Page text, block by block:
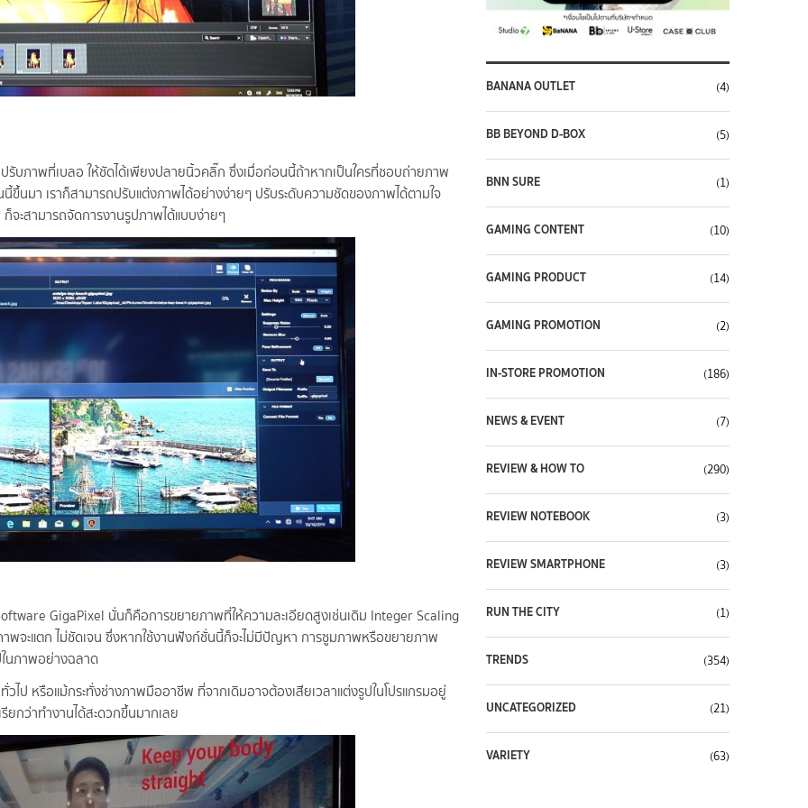
รับภาพที่เบลอ ให้ชัดได้เพียงปลายนิ้วคลิ๊ก ซึ่งเมื่อก่อนนี้ถ้าหากเป็นใครที่ชอบถ่ายภาพ
นมา เราก็สามารถปรับแต่งภาพได้อย่างง่ายๆ ปรับระดับความชัดของภาพได้ตามใจ
ะสามารถจัดการงานรูปภาพได้แบบง่ายๆ
GigaPixel นั่นก็คือการขยายภาพที่ให้ความละเอียดสูงเช่นเดิม Integer Scaling
พจะแตก ไม่ชัดเจน ซึ่งหากใช้งานฟังก์ชั่นนี้ก็จะไม่มีปัญหา การซูมภาพหรือขยายภาพ
ในภาพอย่างฉลาด
ป หรือแม้กระทั่งช่างภาพมืออาชีพ ที่จากเดิมอาจต้องเสียเวลาแต่งรูปในโปรแกรมอยู่
ยกว่าทำงานได้สะดวกขึ้นมากเลย
BANANA OUTLET (4)
BB BEYOND D-BOX (5)
BNN SURE (1)
GAMING CONTENT (10)
GAMING PRODUCT (14)
GAMING PROMOTION (2)
IN-STORE PROMOTION (186)
NEWS & EVENT (7)
REVIEW & HOW TO (290)
REVIEW NOTEBOOK (3)
REVIEW SMARTPHONE (3)
RUN THE CITY (1)
TRENDS (354)
UNCATEGORIZED (21)
VARIETY (63)